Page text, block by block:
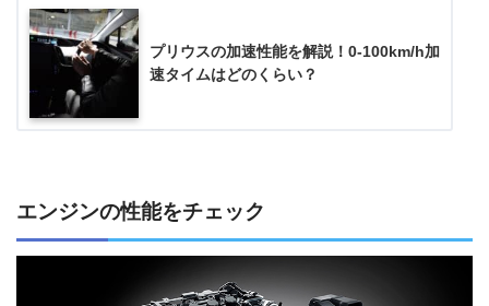
プリウスの加速性能を解説！0-100km/h加
速タイムはどのくらい？
エンジンの性能をチェック